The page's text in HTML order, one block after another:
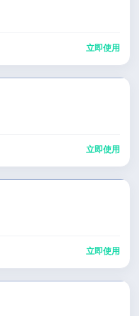
立即使用
立即使用
立即使用